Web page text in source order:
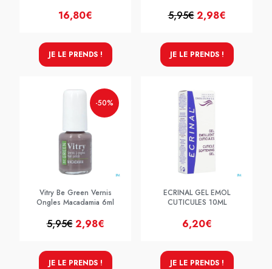
16,80€
JE LE PRENDS !
5,95€2,98€
JE LE PRENDS !
-50%
Vitry Be Green Vernis
Ongles Macadamia 6ml
5,95€2,98€
JE LE PRENDS !
ECRINAL GEL EMOL
CUTICULES 10ML
6,20€
JE LE PRENDS !